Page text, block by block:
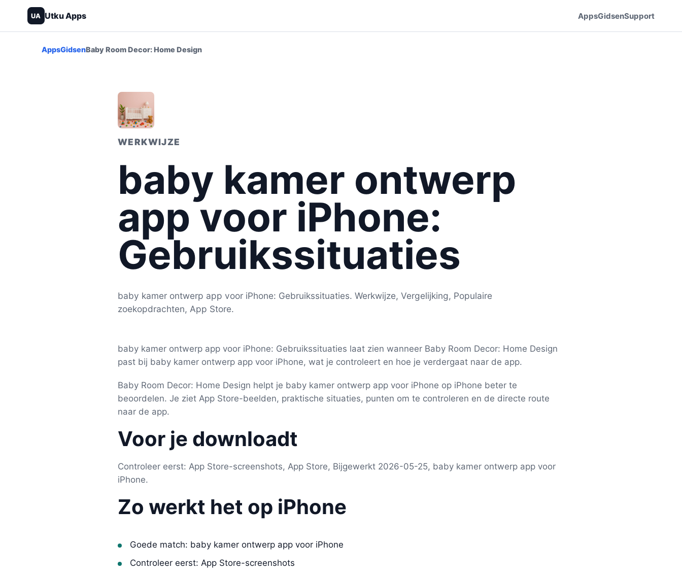
UA Utku Apps AppsGidsenSupport
AppsGidsenBaby Room Decor: Home Design
WERKWIJZE
baby kamer ontwerp
app voor iPhone:
Gebruikssituaties
baby kamer ontwerp app voor iPhone: Gebruikssituaties. Werkwijze, Vergelijking, Populaire
zoekopdrachten, App Store.
baby kamer ontwerp app voor iPhone: Gebruikssituaties laat zien wanneer Baby Room Decor: Home Design
past bij baby kamer ontwerp app voor iPhone, wat je controleert en hoe je verdergaat naar de app.
Baby Room Decor: Home Design helpt je baby kamer ontwerp app voor iPhone op iPhone beter te
beoordelen. Je ziet App Store-beelden, praktische situaties, punten om te controleren en de directe route
naar de app.
Voor je downloadt
Controleer eerst: App Store-screenshots, App Store, Bijgewerkt 2026-05-25, baby kamer ontwerp app voor
iPhone.
Zo werkt het op iPhone
Goede match: baby kamer ontwerp app voor iPhone
Controleer eerst: App Store-screenshots